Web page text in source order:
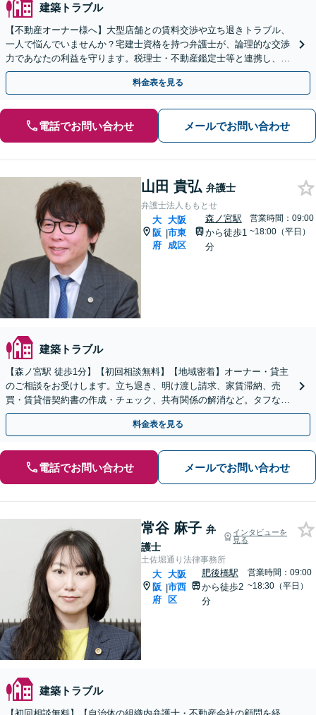
建築トラブル
【不動産オーナー様へ】大型店舗との賃料交渉や立ち退きトラブル、
一人で悩んでいませんか？宅建士資格を持つ弁護士が、論理的な交渉
力であなたの利益を守ります。税理士・不動産鑑定士等と連携し、複
雑な案件もワンストップで解決へ。初回相談無料。
料金表を見る
電話でお問い合わせ メールでお問い合わせ
山田 貴弘 弁護士
弁護士法人ももとせ
大
阪
府
|
大阪
市東
成区
森ノ宮駅
から徒歩1
分
営業時間：09:00
~18:00（平日）
建築トラブル
【森ノ宮駅 徒歩1分】【初回相談無料】【地域密着】オーナー・貸主
のご相談をお受けします。立ち退き、明け渡し請求、家賃滞納、売
買・賃貸借契約書の作成・チェック、共有関係の解消など。タフな交
渉・訴訟はお任せください。【他士業連携】
料金表を見る
電話でお問い合わせ メールでお問い合わせ
常谷 麻子 弁
護士
インタビューを
見る
土佐堀通り法律事務所
大
阪
府
|
大阪
市西
区
肥後橋駅
から徒歩2
分
営業時間：09:00
~18:30（平日）
建築トラブル